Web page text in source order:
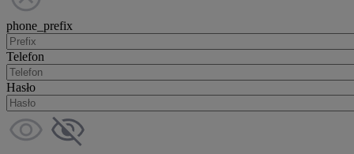
phone_prefix
Telefon
Hasło